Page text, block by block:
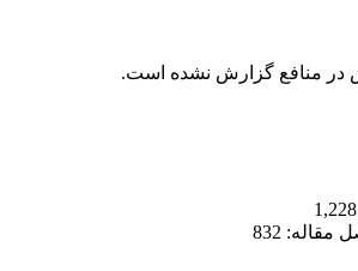
در منافع گزارش نشده است.
832